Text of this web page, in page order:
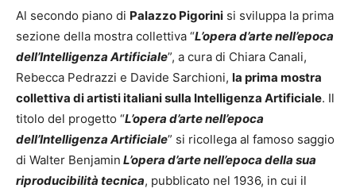
Al secondo piano di Palazzo Pigorini si sviluppa la prima
sezione della mostra collettiva “L’opera d’arte nell’epoca
dell’Intelligenza Artificiale”, a cura di Chiara Canali,
Rebecca Pedrazzi e Davide Sarchioni, la prima mostra
collettiva di artisti italiani sulla Intelligenza Artificiale. Il
titolo del progetto “L’opera d’arte nell’epoca
dell’Intelligenza Artificiale” si ricollega al famoso saggio
di Walter Benjamin L’opera d’arte nell’epoca della sua
riproducibilità tecnica, pubblicato nel 1936, in cui il